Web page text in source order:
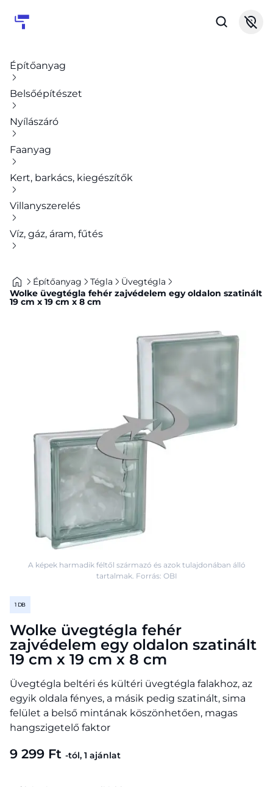
Építőanyag
Belsőépítészet
Nyílászáró
Faanyag
Kert, barkács, kiegészítők
Villanyszerelés
Víz, gáz, áram, fűtés
Építőanyag Tégla
Üvegtégla
Wolke üvegtégla fehér zajvédelem egy oldalon szatinált
19 cm x 19 cm x 8 cm
1 DB
Wolke üvegtégla fehér
zajvédelem egy oldalon szatinált
19 cm x 19 cm x 8 cm
Üvegtégla beltéri és kültéri üvegtégla falakhoz, az
egyik oldala fényes, a másik pedig szatinált, sima
felület a belső mintának köszönhetően, magas
hangszigetelő faktor
9 299 Ft -tól, 1 ajánlat
A képek harmadik féltől származó és azok tulajdonában álló
tartalmak. Forrás: OBI